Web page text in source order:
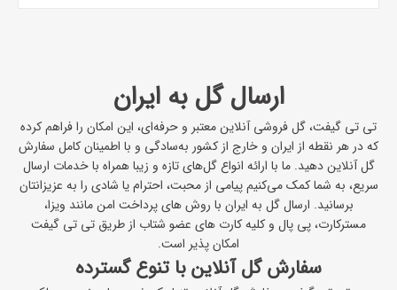
ارسال گل به ایران
تی‌ تی‌ گیفت، گل فروشی آنلاین معتبر و حرفه‌ای، این امکان را فراهم کرده
که در هر نقطه از ایران و خارج از کشور به‌سادگی و با اطمینان کامل سفارش
گل آنلاین دهید. ما با ارائه انواع گل‌های تازه و زیبا همراه با خدمات ارسال
سریع، به شما کمک می‌کنیم پیامی از محبت، احترام یا شادی را به عزیزانتان
برسانید. ارسال گل به ایران با روش های پرداخت امن مانند ویزا،
مسترکارت، پی پال و کلیه کارت های عضو شتاب از طریق تی تی گیفت
امکان پذیر است.
سفارش گل آنلاین با تنوع گسترده